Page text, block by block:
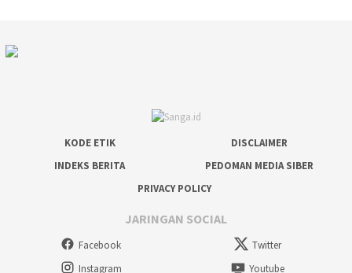
KODE ETIK
DISCLAIMER
INDEKS BERITA
PEDOMAN MEDIA SIBER
PRIVACY POLICY
JARINGAN SOCIAL
Facebook
Twitter
Instagram
Youtube